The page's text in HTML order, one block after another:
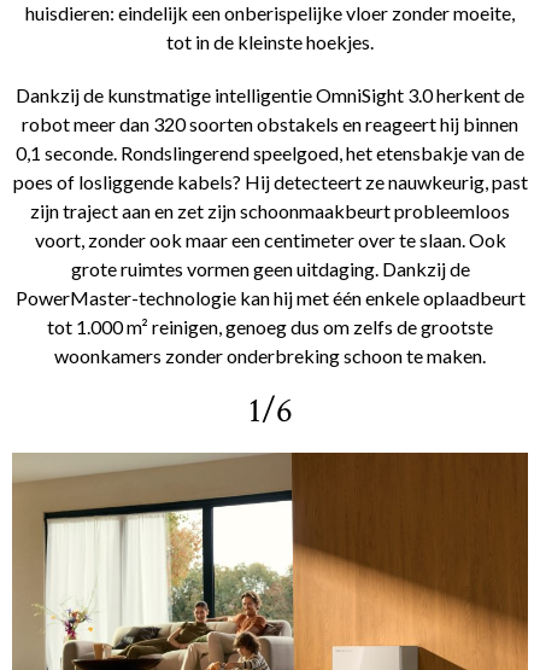
huisdieren: eindelijk een onberispelijke vloer zonder moeite,
tot in de kleinste hoekjes.
Dankzij de kunstmatige intelligentie OmniSight 3.0 herkent de
robot meer dan 320 soorten obstakels en reageert hij binnen
0,1 seconde. Rondslingerend speelgoed, het etensbakje van de
poes of losliggende kabels? Hij detecteert ze nauwkeurig, past
zijn traject aan en zet zijn schoonmaakbeurt probleemloos
voort, zonder ook maar een centimeter over te slaan. Ook
grote ruimtes vormen geen uitdaging. Dankzij de
PowerMaster-technologie kan hij met één enkele oplaadbeurt
tot 1.000 m² reinigen, genoeg dus om zelfs de grootste
woonkamers zonder onderbreking schoon te maken.
1/6